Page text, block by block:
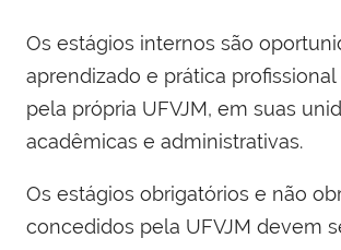
Os estágios internos são
aprendizado e prática
pela própria UFVJM, em suas
acadêmicas e administrativas.
Os estágios obrigatórios e não
concedidos pela UFVJM devem